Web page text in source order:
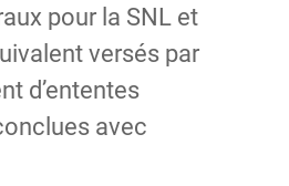
pour la SNL et
versés par
d’ententes
avec